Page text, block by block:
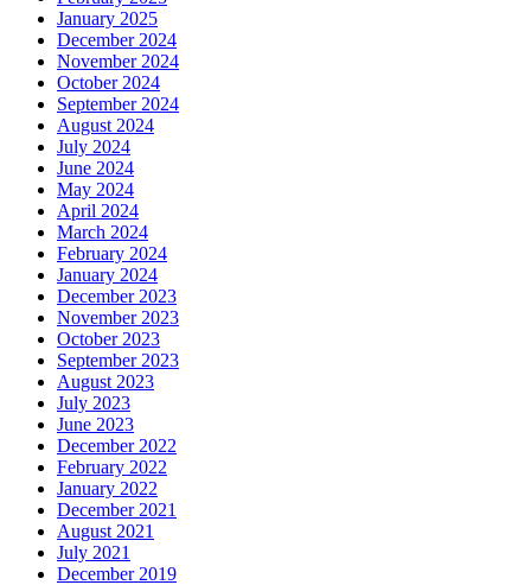
January 2025
December 2024
November 2024
October 2024
September 2024
August 2024
July 2024
June 2024
May 2024
April 2024
March 2024
February 2024
January 2024
December 2023
November 2023
October 2023
September 2023
August 2023
July 2023
June 2023
December 2022
February 2022
January 2022
December 2021
August 2021
July 2021
December 2019